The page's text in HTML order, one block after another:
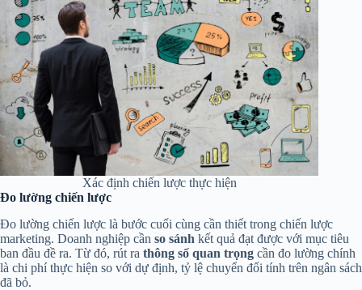
Xác định chiến lược thực hiện
Đo lường chiến lược
Đo lường chiến lược là bước cuối cùng cần thiết trong chiến lược
marketing. Doanh nghiệp cần so sánh kết quả đạt được với mục tiêu
ban đầu đề ra. Từ đó, rút ra thông số quan trọng cần đo lường chính
là chi phí thực hiện so với dự định, tỷ lệ chuyển đổi tính trên ngân sách
đã bỏ.